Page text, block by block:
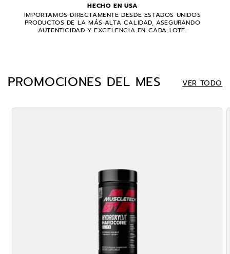
HECHO EN USA
IMPORTAMOS DIRECTAMENTE DESDE ESTADOS UNIDOS
PRODUCTOS DE LA MÁS ALTA CALIDAD, ASEGURANDO
AUTENTICIDAD Y EXCELENCIA EN CADA LOTE.
PROMOCIONES DEL MES VER TODO